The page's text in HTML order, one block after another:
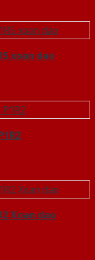
xoan dao
Xoan dao